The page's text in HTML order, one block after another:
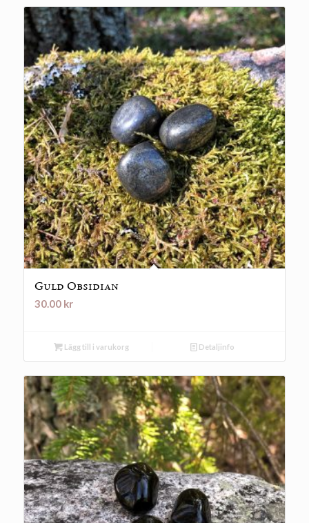
Guld Obsidian
30.00 kr
Lägg till i varukorg Detaljinfo